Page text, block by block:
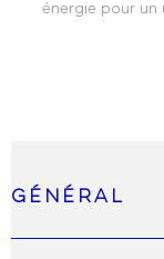
énergie pour un
Général